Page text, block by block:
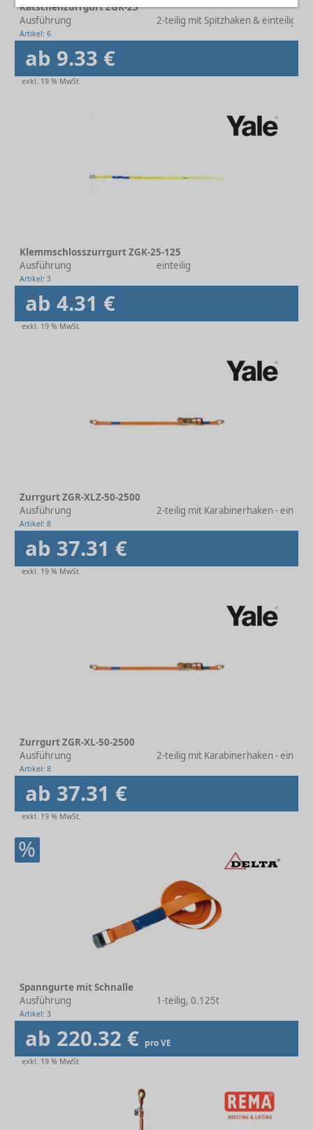
Ratschenzurrgurt ZGR-25
Ausführung
2-teilig mit Spitzhaken & einteilig
Artikel: 6
ab 9.33 €
exkl. 19 % MwSt.
Klemmschlosszurrgurt ZGK-25-125
Ausführung
einteilig
Artikel: 3
ab 4.31 €
exkl. 19 % MwSt.
Zurrgurt ZGR-XLZ-50-2500
Ausführung
2-teilig mit Karabinerhaken -
Artikel: 8
ab 37.31 €
exkl. 19 % MwSt.
Zurrgurt ZGR-XL-50-2500
Ausführung
2-teilig mit Karabinerhaken -
Artikel: 8
ab 37.31 €
exkl. 19 % MwSt.
%
Spanngurte mit Schnalle
Ausführung
1-teilig, 0.125t
Artikel: 3
ab 220.32 € pro VE
exkl. 19 % MwSt.